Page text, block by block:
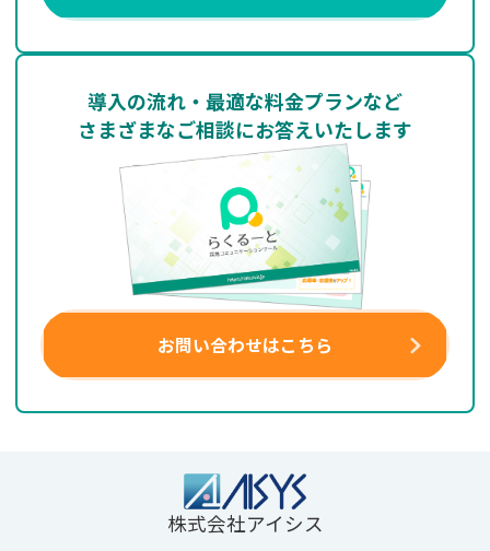
導入の流れ・最適な料金プランなど
さまざまなご相談にお答えいたします
お問い合わせはこちら
株式会社アイシス